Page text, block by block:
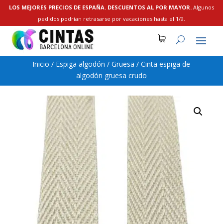
LOS MEJORES PRECIOS DE ESPAÑA. DESCUENTOS AL POR MAYOR. Algunos
pedidos podrían retrasarse por vacaciones hasta el 1/9.
Inicio / Espiga algodón /Gruesa /Cinta espiga de
algodón gruesa crudo